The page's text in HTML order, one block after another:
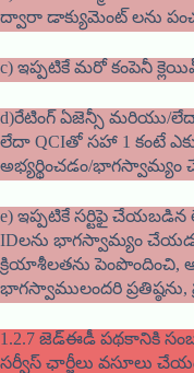
ద్వారా డాక్యుమెంట్ లను
c) ఇప్పటికే మరో కంపెనీ
d)రేటింగ్ ఏజెన్సీ మరియు/
లేదా QCIతో సహా 1 కంటే
అభ్యర్థించడం/భాగస్వామ్యం
e) ఇప్పటికే సర్టిఫై
IDలను భాగస్వామ్యం
క్రియాశీలతను పెంపొందించి,
భాగస్వాములందరి ప్రతిష్ఠను,
1.2.7 జెడ్ఈడీ పథకానికి
సర్వీస్ ఛార్జీలు వసూలు